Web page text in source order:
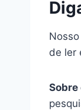
de ler